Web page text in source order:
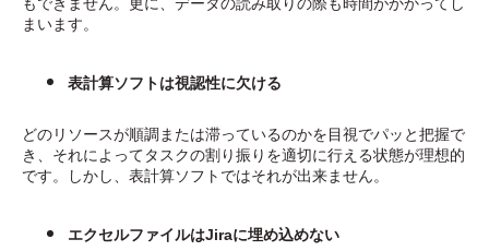
もできません。更に、データの読み取りの際も時間がかかってし
まいます。
表計算ソフトは視認性に欠ける
どのリソースが順調または滞っているのかを目視でパッと把握で
き、それによってタスクの割り振りを適切に行える状態が理想的
です。しかし、表計算ソフトではそれが出来ません。
エクセルファイルはJiraに埋め込めない